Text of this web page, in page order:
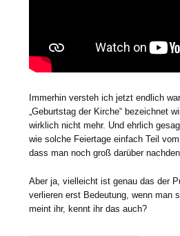
Immerhin versteh ich jetzt endlich
„Geburtstag der Kirche“ bezeichnet
wirklich nicht mehr. Und ehrlich
wie solche Feiertage einfach Teil
dass man noch groß darüber
Aber ja, vielleicht ist genau das der
verlieren erst Bedeutung, wenn man
meint ihr, kennt ihr das auch?